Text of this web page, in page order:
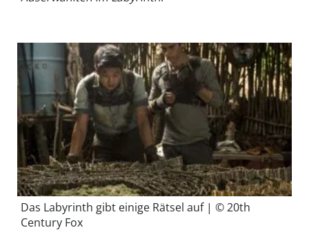
Das Labyrinth gibt einige Rätsel auf | © 20th
Century Fox